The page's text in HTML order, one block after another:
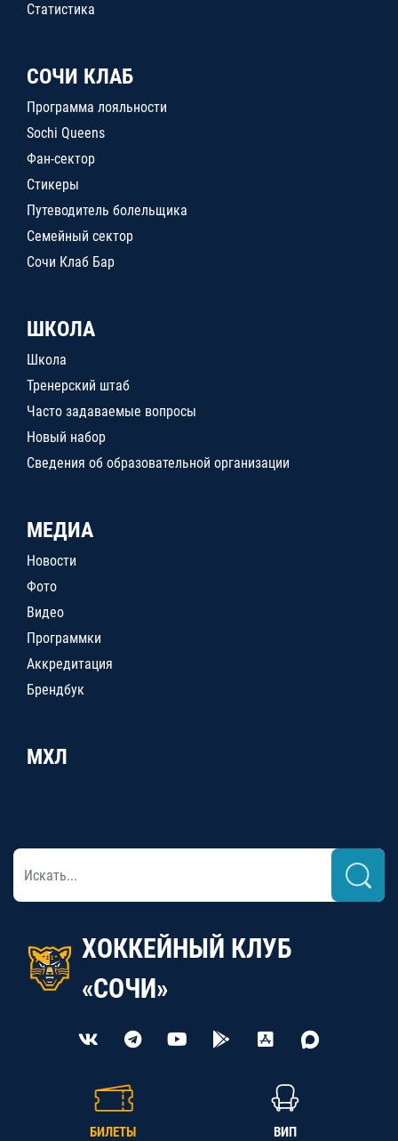
Статистика
СОЧИ КЛАБ
Программа лояльности
Sochi Queens
Фан-сектор
Стикеры
Путеводитель болельщика
Семейный сектор
Сочи Клаб Бар
ШКОЛА
Школа
Тренерский штаб
Часто задаваемые вопросы
Новый набор
Сведения об образовательной организации
МЕДИА
Новости
Фото
Видео
Программки
Аккредитация
Брендбук
МХЛ
ХОККЕЙНЫЙ КЛУБ
«СОЧИ»
БИЛЕТЫ ВИП